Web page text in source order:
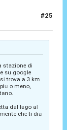
#25
stazione di
su google
trova a 3 km
o meno,
dal lago al
che ti dia